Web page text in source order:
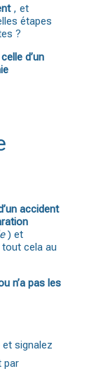
, et
étapes
?
d’un
accident
) et
cela au
n’a pas les
et signalez
par